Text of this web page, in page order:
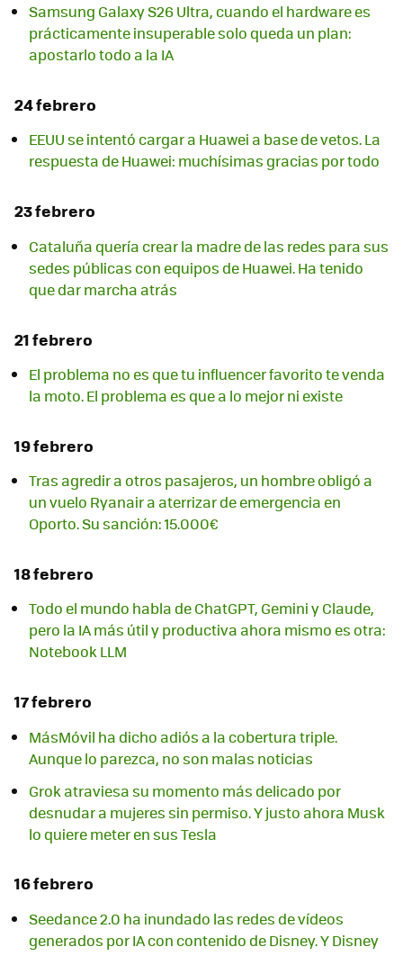
Samsung Galaxy S26 Ultra, cuando el hardware es
prácticamente insuperable solo queda un plan:
apostarlo todo a la IA
24 febrero
EEUU se intentó cargar a Huawei a base de vetos. La
respuesta de Huawei: muchísimas gracias por todo
23 febrero
Cataluña quería crear la madre de las redes para sus
sedes públicas con equipos de Huawei. Ha tenido
que dar marcha atrás
21 febrero
El problema no es que tu influencer favorito te venda
la moto. El problema es que a lo mejor ni existe
19 febrero
Tras agredir a otros pasajeros, un hombre obligó a
un vuelo Ryanair a aterrizar de emergencia en
Oporto. Su sanción: 15.000€
18 febrero
Todo el mundo habla de ChatGPT, Gemini y Claude,
pero la IA más útil y productiva ahora mismo es otra:
Notebook LLM
17 febrero
MásMóvil ha dicho adiós a la cobertura triple.
Aunque lo parezca, no son malas noticias
Grok atraviesa su momento más delicado por
desnudar a mujeres sin permiso. Y justo ahora Musk
lo quiere meter en sus Tesla
16 febrero
Seedance 2.0 ha inundado las redes de vídeos
generados por IA con contenido de Disney. Y Disney